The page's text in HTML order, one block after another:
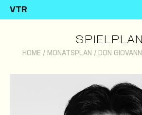
VTR
SPIELPLAN
HOME / MONATSPLAN / DON GIOVANNI